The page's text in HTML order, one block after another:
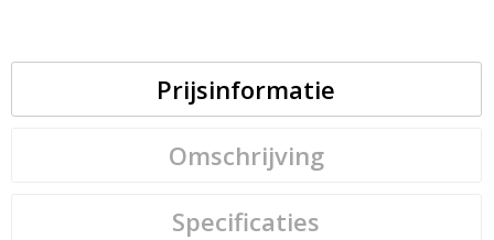
Prijsinformatie
Omschrijving
Specificaties